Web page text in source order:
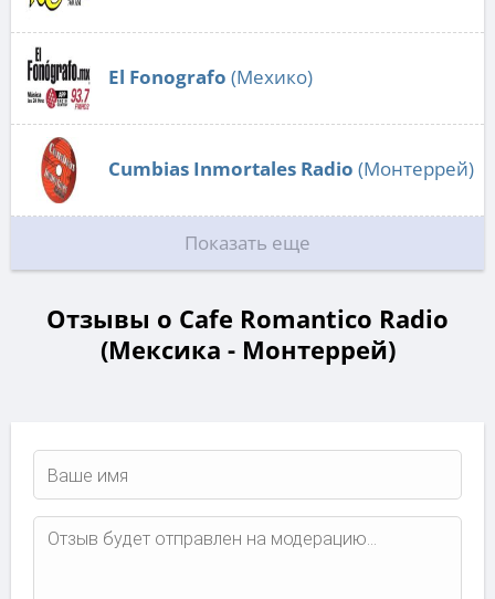
El Fonografo (Мехико)
Cumbias Inmortales Radio (Монтеррей)
Показать еще
Отзывы о Cafe Romantico Radio
(Мексика - Монтеррей)